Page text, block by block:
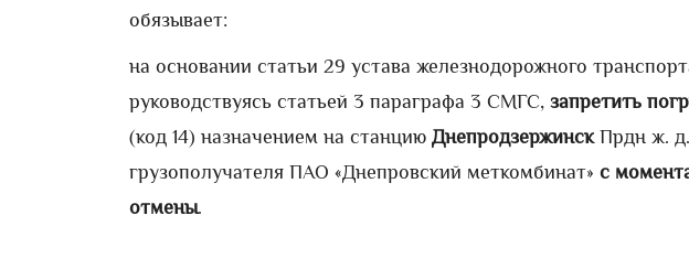
обязывает:
на основании статьи 29 устава железнодорожного
руководствуясь статьей 3 параграфа 3 СМГС, запретить
(код 14) назначением на станцию ДнепродзержинскПрдн ж. д.
грузополучателя ПАО «Днепровский меткомбинат» с
отмены.